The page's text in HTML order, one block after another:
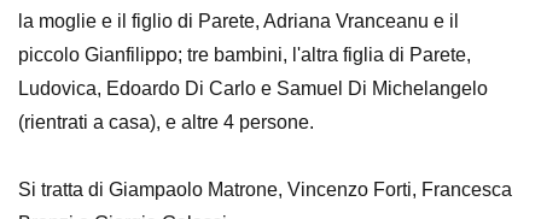
la moglie e il figlio di Parete, Adriana Vranceanu e il
piccolo Gianfilippo; tre bambini, l'altra figlia di Parete,
Ludovica, Edoardo Di Carlo e Samuel Di Michelangelo
(rientrati a casa), e altre 4 persone.
Si tratta di Giampaolo Matrone, Vincenzo Forti, Francesca